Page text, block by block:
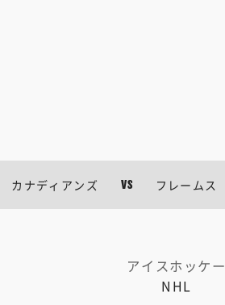
カナディアンズ VS フレームス
アイスホッケー
NHL